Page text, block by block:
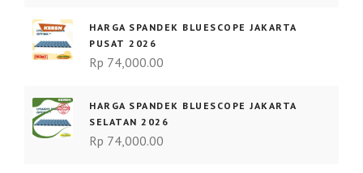
HARGA SPANDEK BLUESCOPE JAKARTA
PUSAT 2026
Rp 74,000.00
HARGA SPANDEK BLUESCOPE JAKARTA
SELATAN 2026
Rp 74,000.00